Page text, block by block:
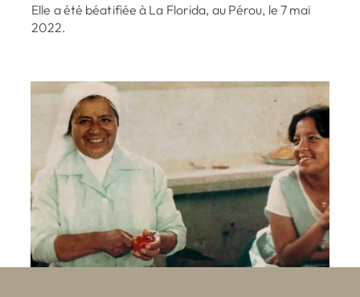
Elle a été béatifiée à La Florida, au Pérou, le 7 mai
2022.